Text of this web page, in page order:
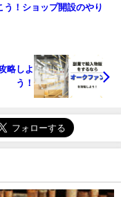
う！ショップ開設のやり
略しよ
う！